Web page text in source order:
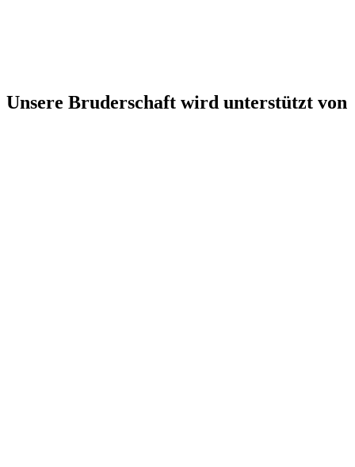
Unsere Bruderschaft wird unterstützt von